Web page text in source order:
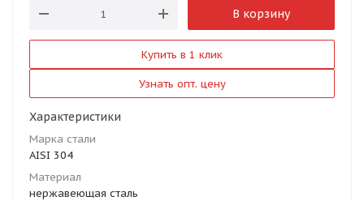
В корзину
Купить в 1 клик
Узнать опт. цену
Характеристики
Марка стали
AISI 304
Материал
нержавеющая сталь